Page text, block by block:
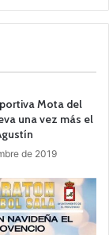
Mota del
una vez más el
de 2019